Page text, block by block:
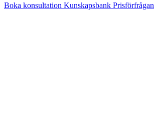
Boka konsultation Kunskapsbank Prisförfrågan